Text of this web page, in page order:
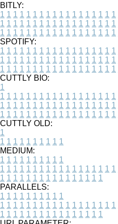
BITLY:
1 1 1 1 1 1 1 1 1 1 1 1 1 1 1 1 1 1
1 1 1 1 1 1 1 1 1 1 1 1 1 1 1 1 1 1
1 1 1 1 1 1 1 1 1 1 1 1 1 1 1 1 1 1
SPOTIFY:
1 1 1 1 1 1 1 1 1 1 1 1 1 1 1 1 1 1
1 1 1 1 1 1 1 1 1 1 1 1 1 1 1 1 1 1
1 1 1 1 1 1 1 1 1 1 1 1 1 1 1 1 1 1
CUTTLY BIO:
1
1 1 1 1 1 1 1 1 1 1 1 1 1 1 1 1 1 1
1 1 1 1 1 1 1 1 1 1 1 1 1 1 1 1 1 1
1 1 1 1 1 1 1 1 1 1 1 1 1 1 1 1 1 1
CUTTLY OLD:
1
1 1 1 1 1 1 1 1 1 1
MEDIUM:
1 1 1 1 1 1 1 1 1 1
1 1 1 1 1 1 1 1 1 1 1 1 1 1 1 1 1 1
1 1 1 1 1 1 1 1 1 1 1 1 1 1 1 1
PARALLELS:
1 1 1 1 1 1 1 1 1 1
1 1 1 1 1 1 1 1 1 1 1 1 1 1 1 1 1 1
1 1 1 1 1 1 1 1 1 1 1 1 1 1 1 1